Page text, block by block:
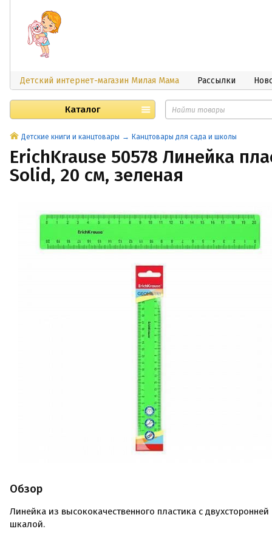
Детский интернет-магазин Милая Мама Рассылки
Каталог
Детские книги и канцтовары Канцтовары для сада и школы
ErichKrause 50578 Линейка
Solid, 20 см, зеленая
Обзор
Линейка из высококачественного пластика с двухсторонней
шкалой.